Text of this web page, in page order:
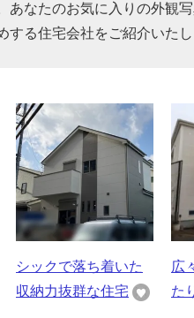
なたのお気に入りの外観
る住宅会社をご紹介いたし
シックで落ち着いた
収納力抜群な住宅
広
た